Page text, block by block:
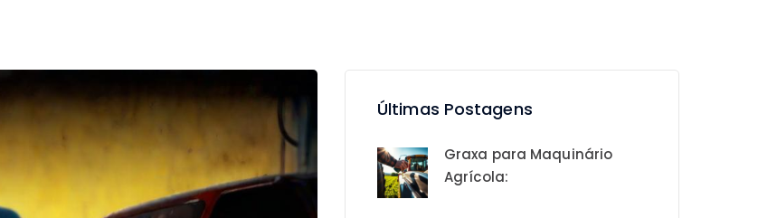
Últimas Postagens
Graxa para Maquinário
Agrícola: